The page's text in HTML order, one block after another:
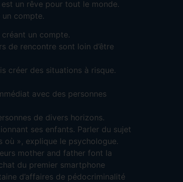
un rêve pour tout le monde.
compte.
un compte.
de rencontre sont loin d’être
créer des situations à risque.
avec des personnes
de divers horizons.
ses enfants. Parler du sujet
où », explique le psychologue.
mother and father font la
du premier smartphone
d’affaires de pédocriminalité